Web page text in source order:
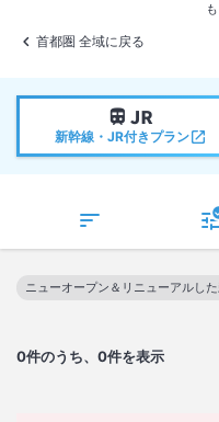
首都圏 全域に戻る
新幹線・JR付きプラン
0件のうち、0件を表示
ニューオープン＆リニューアルし
この絞り込み条件を解除